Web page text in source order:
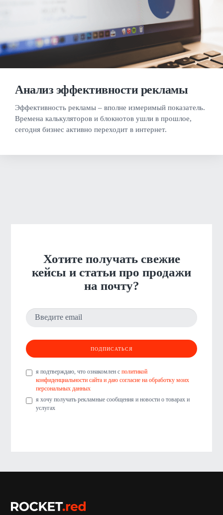
Анализ эффективности рекламы
Эффективность рекламы – вполне измеримый показатель.
Времена калькуляторов и блокнотов ушли в прошлое,
сегодня бизнес активно переходит в интернет.
Хотите получать свежие
кейсы и статьи про продажи
на почту?
я подтверждаю, что ознакомлен сполитикой
конфиденциальности сайта и даю согласие на обработку моих
персональных данных
я хочу получать рекламные сообщения и новости о товарах и
услугах